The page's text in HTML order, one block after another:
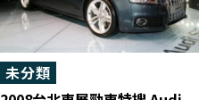
未分類